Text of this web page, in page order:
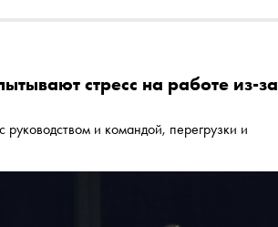
стресс на работе из-за
и командой, перегрузки и